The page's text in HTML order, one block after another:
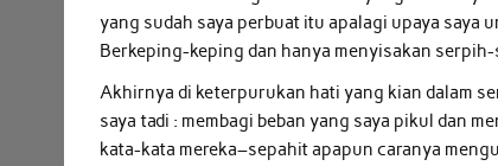
yang sudah saya perbuat itu apalagi upaya saya
Berkeping-keping dan hanya menyisakan
Akhirnya di keterpurukan hati yang kian dalam
saya tadi : membagi beban yang saya pikul dan
kata-kata mereka–sepahit apapun caranya